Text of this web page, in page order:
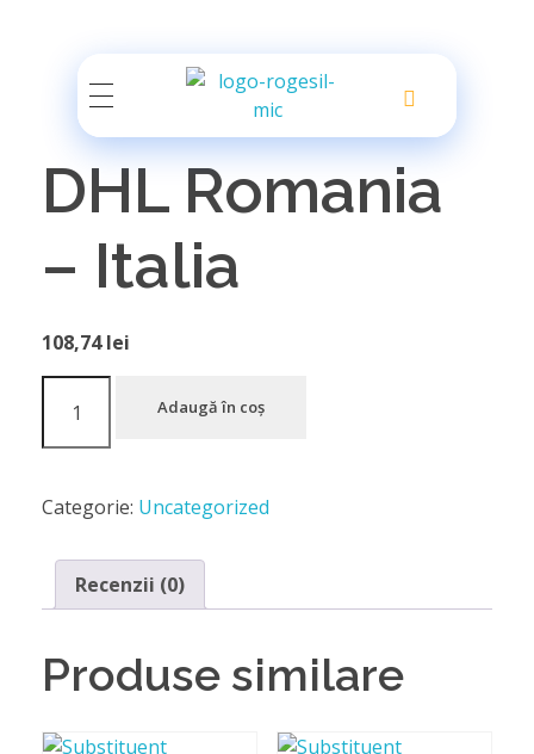
Rogesil
Curierul tău online!
DHL Romania
– Italia
108,74lei
Adaugă în coș
Categorie: Uncategorized
Recenzii (0)
Produse similare